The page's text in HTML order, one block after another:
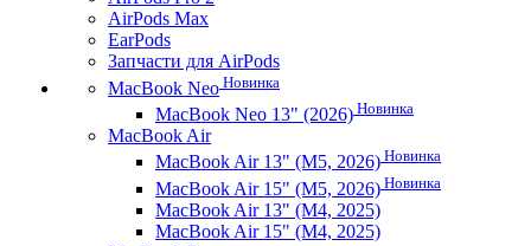
AirPods Max
EarPods
Запчасти для AirPods
MacBook Neo Новинка
MacBook Neo 13" (2026) Новинка
MacBook Air
MacBook Air 13" (M5, 2026) Новинка
MacBook Air 15" (M5, 2026) Новинка
MacBook Air 13" (M4, 2025)
MacBook Air 15" (M4, 2025)